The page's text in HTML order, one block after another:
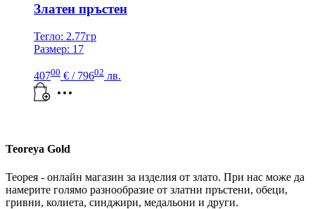
Златен пръстен
Тегло: 2.77гр
Размер: 17
40700 € / 79602 лв.
Teoreya Gold
Теорея - онлайн магазин за изделия от злато. При нас може да
намерите голямо разнообразие от златни пръстени, обеци,
гривни, колиета, синджири, медальони и други.